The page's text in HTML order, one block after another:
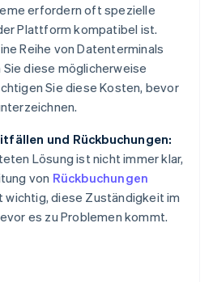
erfordern oft spezielle
Plattform kompatibel ist.
Reihe von Datenterminals
diese möglicherweise
Sie diese Kosten, bevor
und Rückbuchungen:
Lösung ist nicht immer klar,
von Rückbuchungen
wichtig, diese Zuständigkeit im
es zu Problemen kommt.